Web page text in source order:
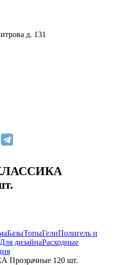
д. 131
БазыТопыГелиПолигель и
Для дизайнаРасходные
120 шт.